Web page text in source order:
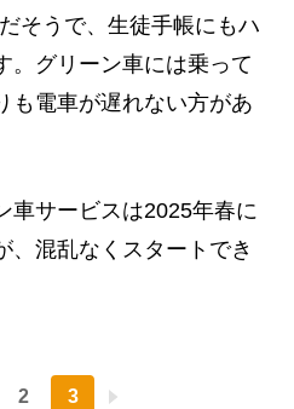
そうで、生徒手帳にもハ
。グリーン車には乗って
も電車が遅れない方があ
サービスは2025年春に
、混乱なくスタートでき
2 3